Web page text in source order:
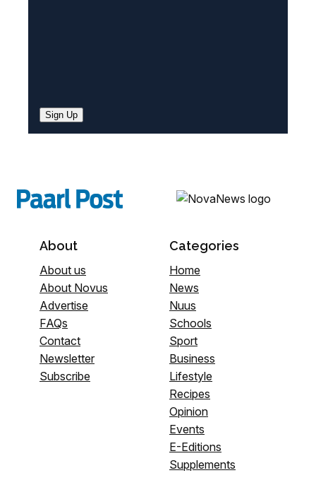
Sign Up
About
About us
About Novus
Advertise
FAQs
Contact
Newsletter
Subscribe
Categories
Home
News
Nuus
Schools
Sport
Business
Lifestyle
Recipes
Opinion
Events
E-Editions
Supplements